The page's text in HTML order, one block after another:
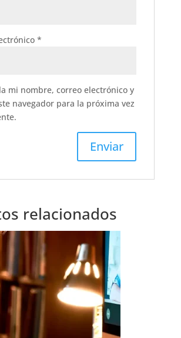
*
mi nombre, correo electrónico y
navegador para la próxima vez
relacionados